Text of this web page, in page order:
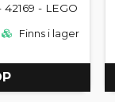
- LEGO
Finns i lager